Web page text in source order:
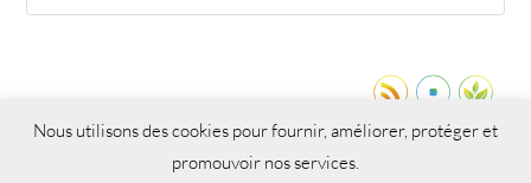
Nous utilisons des cookies pour fournir, améliorer, protéger et
promouvoir nos services.